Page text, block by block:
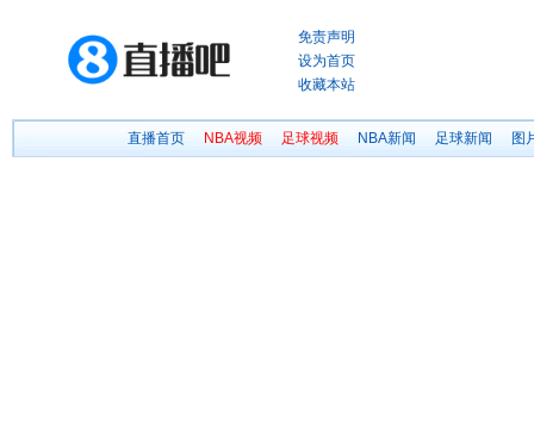
免责声明
设为首页
收藏本站
直播首页 NBA视频 足球视频 NBA新闻 足球新闻 图